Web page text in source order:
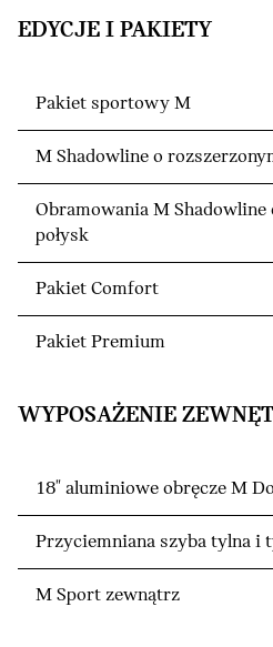
EDYCJE I PAKIETY
Pakiet sportowy M
M Shadowline o
Obramowania M
połysk
Pakiet Comfort
Pakiet Premium
WYPOSAŻENIE
18" aluminiowe obręcze M
Przyciemniana szyba tylna i
M Sport zewnątrz